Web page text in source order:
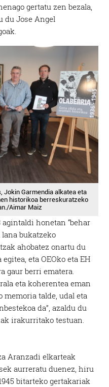
gertatu zen bezala,
du Jose Angel
Jokin Garmendia alkatea eta
historikoa berreskuratzeko
Aimar Maiz
agintaldi honetan “behar
bukatzeko
ahobatez onartu du
eta OEOko eta EH
gaur berri ematera.
eta koherentea eman
talde, udal eta
da”, azaldu du
irakurritako testuan.
Aranzadi elkarteak
aurreratu duenez, hiru
bitarteko gertakariak